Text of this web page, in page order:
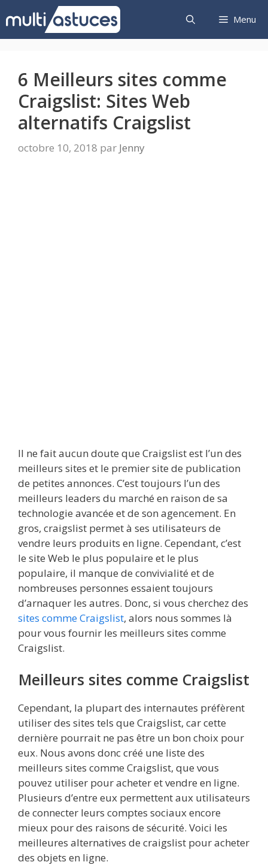
au
contenu
Menu
6 Meilleurs sites comme
Craigslist: Sites Web
alternatifs Craigslist
octobre 10, 2018 par Jenny
Il ne fait aucun doute que Craigslist est l’un des
meilleurs sites et le premier site de publication
de petites annonces. C’est toujours l’un des
meilleurs leaders du marché en raison de sa
technologie avancée et de son agencement. En
gros, craigslist permet à ses utilisateurs de
vendre leurs produits en ligne. Cependant, c’est
le site Web le plus populaire et le plus
populaire, il manque de convivialité et de
nombreuses personnes essaient toujours
d’arnaquer les autres. Donc, si vous cherchez des
sites comme Craigslist, alors nous sommes là
pour vous fournir les meilleurs sites comme
Craigslist.
Meilleurs sites comme Craigslist
Cependant, la plupart des internautes préfèrent
utiliser des sites tels que Craigslist, car cette
dernière pourrait ne pas être un bon choix pour
eux. Nous avons donc créé une liste des
meilleurs sites comme Craigslist, que vous
pouvez utiliser pour acheter et vendre en ligne.
Plusieurs d’entre eux permettent aux utilisateurs
de connecter leurs comptes sociaux encore
mieux pour des raisons de sécurité. Voici les
meilleures alternatives de craigslist pour acheter
des objets en ligne.